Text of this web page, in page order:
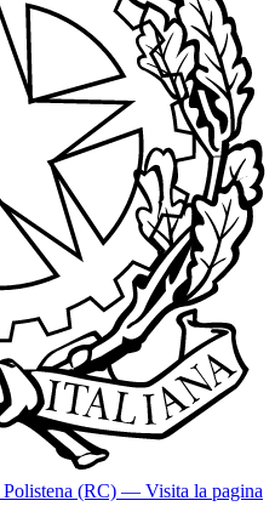
Polistena (RC) — Visita la pagina